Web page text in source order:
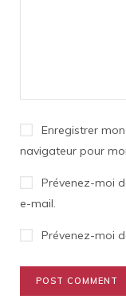
Enregistrer
navigateur pour
Prévenez-moi
e-mail.
Prévenez-moi